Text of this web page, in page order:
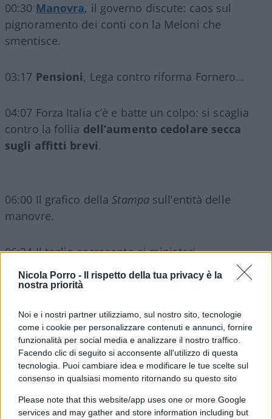
Nicola Porro -
Il rispetto della tua privacy è la
nostra priorità
Noi e i nostri partner utilizziamo, sul nostro sito, tecnologie
come i cookie per personalizzare contenuti e annunci, fornire
funzionalità per social media e analizzare il nostro traffico.
Facendo clic di seguito si acconsente all'utilizzo di questa
tecnologia. Puoi cambiare idea e modificare le tue scelte sul
consenso in qualsiasi momento ritornando su questo sito
Please note that this website/app uses one or more Google
services and may gather and store information including but
00:30 Manovra, il governo discute: caos sul
pignoramento dei conti con la Meloni che
smentisce.
03:17 Pensioni, Lega contro riforma Fornero…
04:07 Forza Italia c’è e batte un colpo: si scaglia
contro la follia dell’aumento cedolare secca
sugli affitti brevi.
06:00 Il grafico dellaStampasull’entità delle
manovre.
06:34 Il taglio sacrosanto ai ministeri.
09:28Gaza, piano Ue per la pace:
12:00 Luca Ricolfi da leggere eLiberocontro Di
Battista.
13:25 Roma in tilt per il traffico.